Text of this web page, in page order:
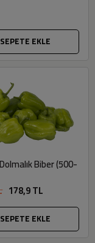
SEPETE EKLE
Biber (500-
178,9 TL
SEPETE EKLE